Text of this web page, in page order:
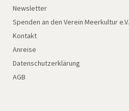
Newsletter
Spenden an den Verein Meerkultur e.V.
Kontakt
Anreise
Datenschutzerklärung
AGB